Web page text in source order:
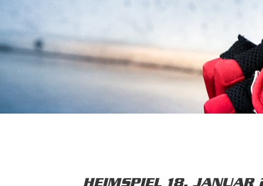
HEIMSPIEL 18. JANUAR